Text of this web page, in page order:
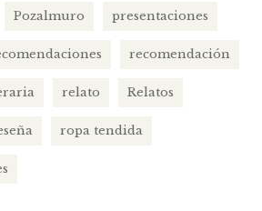
Pozalmuro presentaciones
recomendación
relato Relatos
ropa tendida